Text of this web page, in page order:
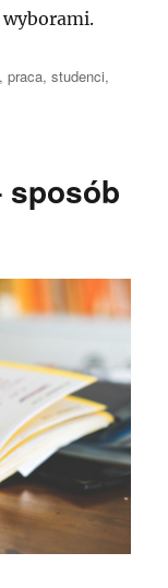
,praca,studenci,
sposób